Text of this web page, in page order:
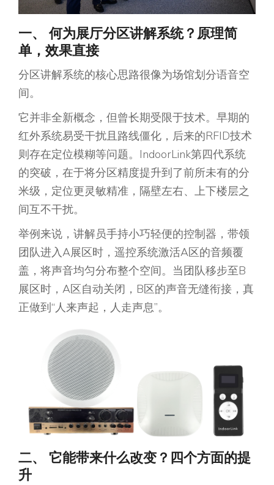
一、 何为展厅分区讲解系统？原理简
单，效果直接
分区讲解系统的核心思路很像为场馆划分语音空
间。
它并非全新概念，但曾长期受限于技术。早期的
红外系统易受干扰且路线僵化，后来的RFID技术
则存在定位模糊等问题。IndoorLink第四代系统
的突破，在于将分区精度提升到了前所未有的分
米级，定位更灵敏精准，隔壁左右、上下楼层之
间互不干扰。
举例来说，讲解员手持小巧轻便的控制器，带领
团队进入A展区时，遥控系统激活A区的音频覆
盖，将声音均匀分布整个空间。当团队移步至B
展区时，A区自动关闭，B区的声音无缝衔接，真
正做到“人来声起，人走声息”。
二、 它能带来什么改变？四个方面的提
升